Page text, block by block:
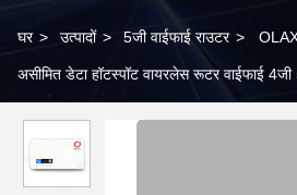
घर > उत्पादों > 5जी वाईफाई राउटर >
असीमित डेटा हॉटस्पॉट वायरलेस रूटर वाईफाई